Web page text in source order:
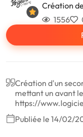
Création
1556
Création d'un
mettant un avant
https://
Publiée le 14/02/